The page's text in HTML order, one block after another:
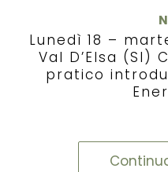
Lunedì 18 –
Val D’Elsa (SI)
pratico